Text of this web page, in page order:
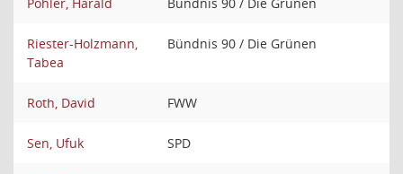
Riester-Holzmann,
Tabea
Bündnis 90 / Die Grünen
Roth, David FWW
Sen, Ufuk SPD